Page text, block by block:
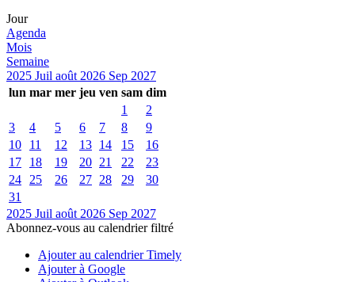
Jour
Agenda
Mois
Semaine
2025 Juil août 2026 Sep 2027
lun mar mer jeu ven sam dim
1
2
3
4 5 6 7 8
9
10
11 12 13 14 15
16
17
18 19 20 21 22
23
24
25 26 27 28 29
30
31
2025 Juil août 2026 Sep 2027
Abonnez-vous au calendrier filtré
Ajouter au calendrier Timely
Ajouter à Google